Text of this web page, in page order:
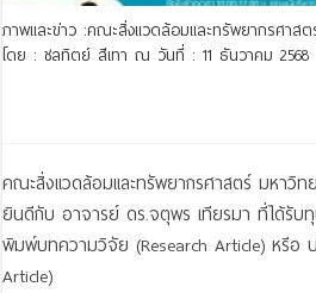
ภาพและข่าว :คณะสิ่งแวดล้อมและทรัพยากรศา
โดย : ชลทิตย์ สีเทา ณ วันที่ : 11 ธันวาคม 2568
คณะสิ่งแวดล้อมและทรัพยากรศาสตร์ มหาวิท
ยินดีกับ อาจารย์ ดร.จตุพร เทียรมา ที่ได้รับ
พิมพ์บทความวิจัย (Research Article) หรีอ
Article)